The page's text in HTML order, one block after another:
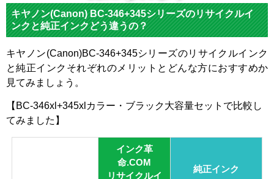
カテゴ
リ
BC-346+345シリーズ
カラー
ク
ク
ー
ー
顔料・
ICチッ
リサイクルインク
キヤノン(Canon) BC-346+345シリーズのリサイクルイ
ンクと純正インクどう違うの？
キヤノン(Canon)BC-346+345シリーズのリサイクルインク
と純正インクそれぞれのメリットとどんな方におすすめか
見てみましょう。
【BC-346xl+345xlカラー・ブラック大容量セットで比較し
てみました】
インク革
命.COM
リサイクルイ
純正インク